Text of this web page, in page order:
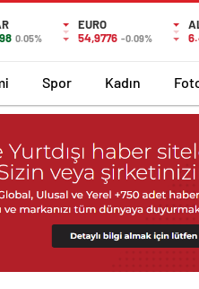
0.05%
EURO
54,9776 -0.09%
Spor Kadın